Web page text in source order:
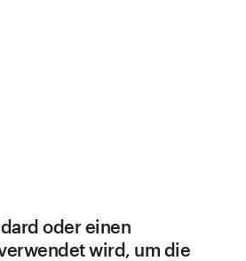
oder einen
wird, um die